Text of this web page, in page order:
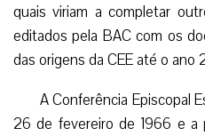
quais viriam a completar
editados pela BAC com os
das origens da CEE até o ano
A Conferência Episcopal
26 de fevereiro de 1966 e a